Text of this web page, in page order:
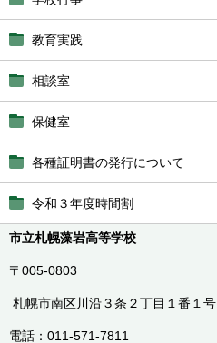
教育実践
相談室
保健室
各種証明書の発行について
令和３年度時間割
市立札幌藻岩高等学校
〒005-0803
札幌市南区川沿３条２丁目１番１号
電話：011-571-7811